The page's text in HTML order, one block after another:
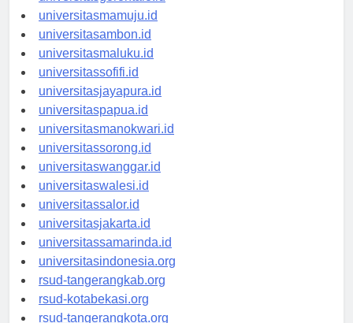
universitasgorontalo.id
universitasmamuju.id
universitasambon.id
universitasmaluku.id
universitassofifi.id
universitasjayapura.id
universitaspapua.id
universitasmanokwari.id
universitassorong.id
universitaswanggar.id
universitaswalesi.id
universitassalor.id
universitasjakarta.id
universitassamarinda.id
universitasindonesia.org
rsud-tangerangkab.org
rsud-kotabekasi.org